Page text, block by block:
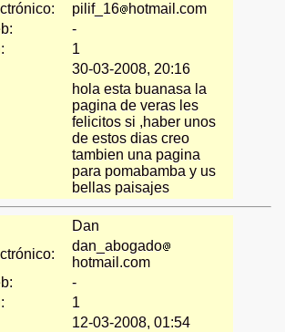
pilif_16
hotmail.com
-
1
30-03-2008, 20:16
hola esta buanasa la
pagina de veras les
felicitos si ,haber unos
de estos dias creo
tambien una pagina
para pomabamba y us
bellas paisajes
Dan
dan_abogado
hotmail.com
-
1
12-03-2008, 01:54